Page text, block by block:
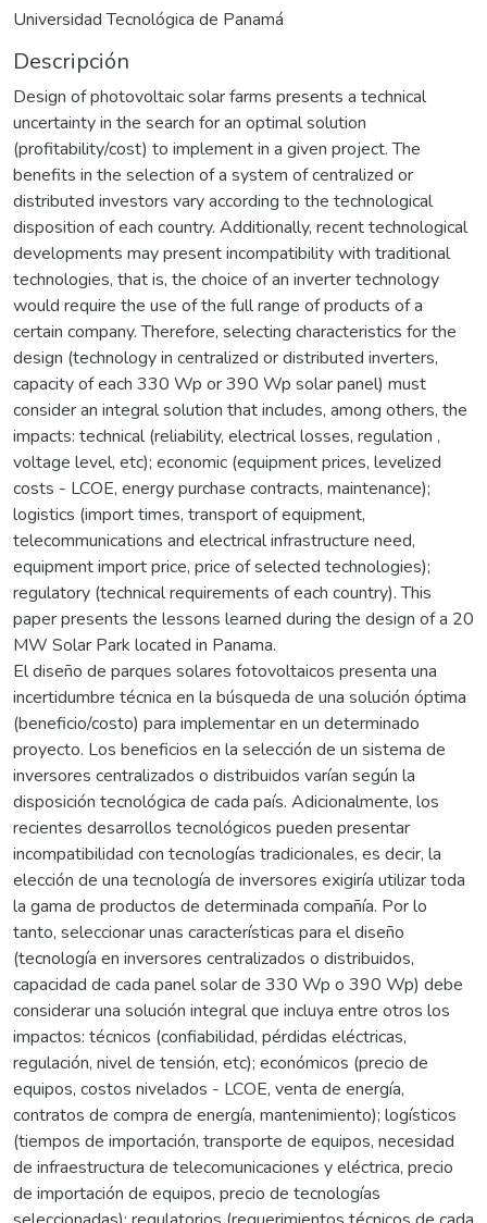
Universidad Tecnológica de Panamá
Descripción
Design of photovoltaic solar farms presents a technical
uncertainty in the search for an optimal solution
(profitability/cost) to implement in a given project. The
benefits in the selection of a system of centralized or
distributed investors vary according to the technological
disposition of each country. Additionally, recent technological
developments may present incompatibility with traditional
technologies, that is, the choice of an inverter technology
would require the use of the full range of products of a
certain company. Therefore, selecting characteristics for the
design (technology in centralized or distributed inverters,
capacity of each 330 Wp or 390 Wp solar panel) must
consider an integral solution that includes, among others, the
impacts: technical (reliability, electrical losses, regulation ,
voltage level, etc); economic (equipment prices, levelized
costs - LCOE, energy purchase contracts, maintenance);
logistics (import times, transport of equipment,
telecommunications and electrical infrastructure need,
equipment import price, price of selected technologies);
regulatory (technical requirements of each country). This
paper presents the lessons learned during the design of a 20
MW Solar Park located in Panama.
El diseño de parques solares fotovoltaicos presenta una
incertidumbre técnica en la búsqueda de una solución óptima
(beneficio/costo) para implementar en un determinado
proyecto. Los beneficios en la selección de un sistema de
inversores centralizados o distribuidos varían según la
disposición tecnológica de cada país. Adicionalmente, los
recientes desarrollos tecnológicos pueden presentar
incompatibilidad con tecnologías tradicionales, es decir, la
elección de una tecnología de inversores exigiría utilizar toda
la gama de productos de determinada compañía. Por lo
tanto, seleccionar unas características para el diseño
(tecnología en inversores centralizados o distribuidos,
capacidad de cada panel solar de 330 Wp o 390 Wp) debe
considerar una solución integral que incluya entre otros los
impactos: técnicos (confiabilidad, pérdidas eléctricas,
regulación, nivel de tensión, etc); económicos (precio de
equipos, costos nivelados - LCOE, venta de energía,
contratos de compra de energía, mantenimiento); logísticos
(tiempos de importación, transporte de equipos, necesidad
de infraestructura de telecomunicaciones y eléctrica, precio
de importación de equipos, precio de tecnologías